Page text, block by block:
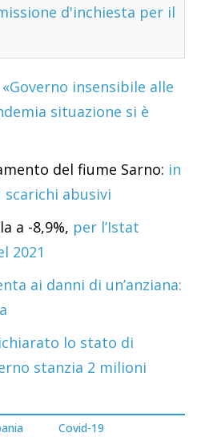
d'inchiesta per il
«Governo insensibile alle
situazione si è
del fiume Sarno: in
scarichi abusivi
a -8,9%, per l’Istat
2021
ai danni di un’anziana:
lo stato di
stanzia 2 milioni
Covid-19